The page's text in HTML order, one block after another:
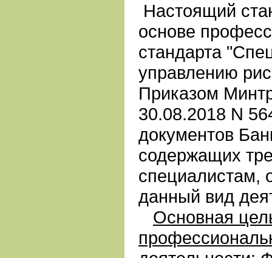
Настоящий
основе
стандарта
управлению
Приказом
30.08.2018 N
документов
содержащих
данный вид
Основная